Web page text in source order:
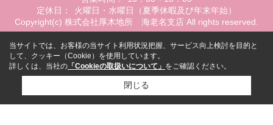
定休日：
火曜日・水曜日（夏季休暇及び年末年始）
Copyright(c) 株式会社厚木地所 海老名支店 All rights reserved.
当サイトでは、お客様の当サイト利用状況把握、サービス向上検討を目的と
して、クッキー（Cookie）を使用しています。
詳しくは、当社の 「Cookieの取扱いについて」 をご確認ください。
閉じる